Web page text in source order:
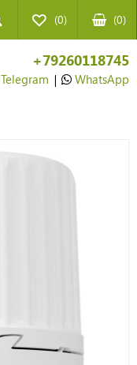
(0) (0)
+79260118745
Telegram | WhatsApp